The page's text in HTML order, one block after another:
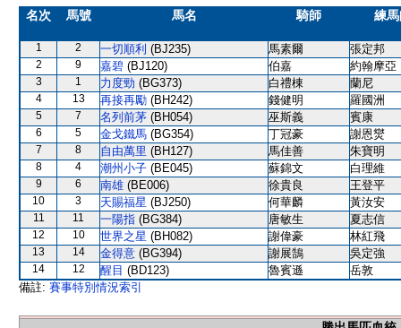
名次 馬號 馬名 騎師 練
1 2 一切順利 (BJ235) 馬素爾 張定邦
2 9 嘉碧 (BJ120) 伯嘉 約翰摩亞
3 1 力度勁 (BG373) 白禮棟 蘭尼
4 13 再接再勵 (BH242) 錢健明 羅國洲
5 7 名列前茅 (BH054) 巫斯義 賓康
6 5 金戈鐵馬 (BG354) 丁冠豪 謝恩爕
7 8 自由萬里 (BH127) 馬佳善 朱寶明
8 4 潮州小子 (BE045) 蘇錦文 白理維
9 6 南雄 (BE006) 徐貴良 王登平
10 3 天賜福星 (BJ250) 何華麟 黃汝安
11 11 一陽指 (BG384) 唐敏生 夏志信
12 10 世界之星 (BH082) 謝偉豪 林紅飛
13 14 金得意 (BG394) 謝展鵠 吳定強
14 12 醒目 (BD123) 魯賓遜
岳敦
備註: 賽事特別情況索引